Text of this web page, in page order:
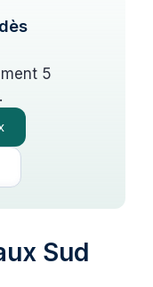
5
Sud